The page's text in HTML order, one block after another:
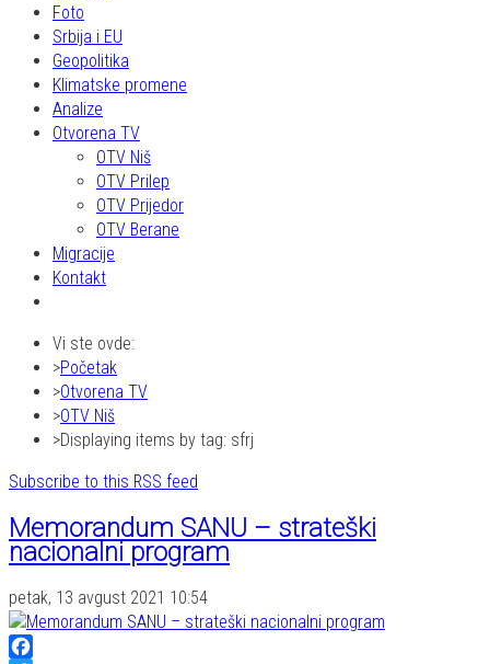
Foto
Srbija i EU
Geopolitika
Klimatske promene
Analize
Otvorena TV
OTV Niš
OTV Prilep
OTV Prijedor
OTV Berane
Migracije
Kontakt
Vi ste ovde:
Početak
Otvorena TV
OTV Niš
Displaying items by tag: sfrj
Subscribe to this RSS feed
Memorandum SANU – strateški
nacionalni program
petak, 13 avgust 2021 10:54